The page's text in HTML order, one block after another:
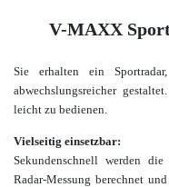
V-MAXX
Sieerhalten ein
abwechslungsreicher
leicht zu bedienen.
Vielseitig einsetzbar:
Sekundenschnell werden
Radar-Messung berechnet